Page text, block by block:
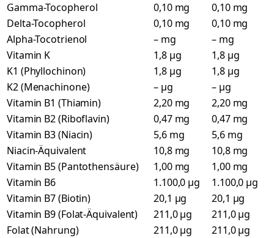
Gamma-Tocopherol
0,10 mg
0,10 mg
Delta-Tocopherol
0,10 mg
0,10 mg
Alpha-Tocotrienol
– mg
– mg
Vitamin K
1,8 µg
1,8 µg
K1 (Phyllochinon)
1,8 µg
1,8 µg
K2 (Menachinone)
– µg
– µg
Vitamin B1 (Thiamin)
2,20 mg
2,20 mg
Vitamin B2 (Riboflavin)
0,47 mg
0,47 mg
Vitamin B3 (Niacin)
5,6 mg
5,6 mg
Niacin-Äquivalent
10,8 mg
10,8 mg
Vitamin B5 (Pantothensäure)
1,00 mg
1,00 mg
Vitamin B6
1.100,0 µg
1.100,0 µg
Vitamin B7 (Biotin)
20,1 µg
20,1 µg
Vitamin B9 (Folat-Äquivalent)
211,0 µg
211,0 µg
Folat (Nahrung)
211,0 µg
211,0 µg